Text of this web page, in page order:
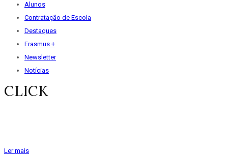
Alunos
Contratação de Escola
Destaques
Erasmus +
Newsletter
Notícias
CLICK
Ler mais